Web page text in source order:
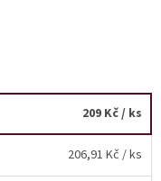
209 Kč/ ks
206,91 Kč / ks